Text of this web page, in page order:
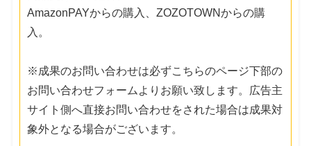
AmazonPAYからの購入、ZOZOTOWNからの購
入。
※成果のお問い合わせは必ずこちらのページ下部の
お問い合わせフォームよりお願い致します。広告主
サイト側へ直接お問い合わせをされた場合は成果対
象外となる場合がございます。